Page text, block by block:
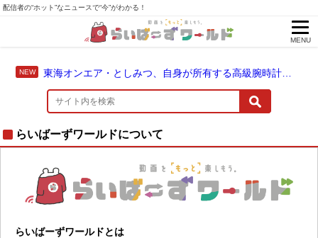
配信者の“ホット”なニュースで“今”がわかる！
MENU
東海オンエア・としみつ、自身が所有する高級腕時計を紹介
らいばーずワールドについて
らいばーずワールドとは